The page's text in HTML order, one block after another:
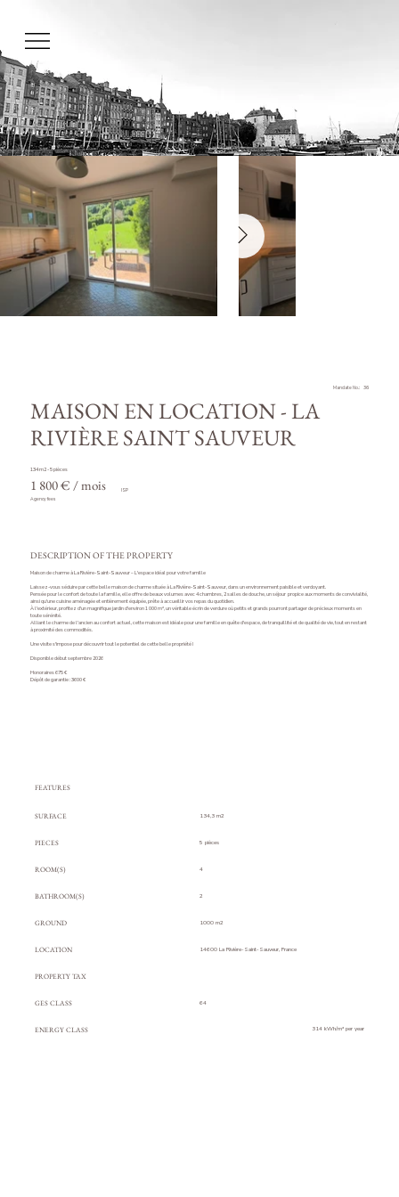
DESCRIPTION OF THE PROPERTY
Maison de charme à La Rivière-Saint-Sauveur – L'espace idéal pour votre famille
Laissez-vous séduire par cette belle maison de charme située à La Rivière-Saint-Sauveur, dans un environnement paisible et verdoyant.
Pensée pour le confort de toute la famille, elle offre de beaux volumes avec 4 chambres, 2 salles de douche, un séjour propice aux moments de convivialité,
ainsi qu'une cuisine aménagée et entièrement équipée, prête à accueillir vos repas du quotidien.
À l'extérieur, profitez d'un magnifique jardin d'environ 1 000 m², un véritable écrin de verdure où petits et grands pourront partager de précieux moments en
toute sérénité.
Alliant le charme de l'ancien au confort actuel, cette maison est idéale pour une famille en quête d'espace, de tranquillité et de qualité de vie, tout en restant
à proximité des commodités.
Une visite s'impose pour découvrir tout le potentiel de cette belle propriété !
Disponible début septembre 2026
Honoraires 675 €
Dépôt de garantie : 3600 €
Mandate No.: 36
MAISON EN LOCATION - LA
RIVIÈRE SAINT SAUVEUR
134 m2 - 5 pièces
1 800 € / mois
ISP
Agency fees
FEATURES
SURFACE
PIECES
ROOM(S)
BATHROOM(S)
GROUND
LOCATION
PROPERTY TAX
GES CLASS
ENERGY CLASS
134,3 m2
5 pièces
4
2
1000 m2
14600 La Rivière-Saint-Sauveur, France
64
314 kWh/m² per year